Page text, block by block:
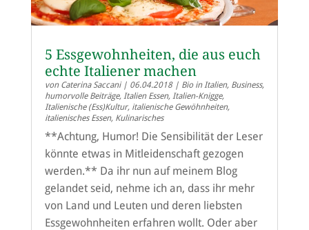
5 Essgewohnheiten, die aus euch
echte Italiener machen
von Caterina Saccani| 06.04.2018| Bio in Italien, Business,
humorvolle Beiträge, Italien Essen, Italien-Knigge,
Italienische (Ess)Kultur, italienische Gewöhnheiten,
italienisches Essen, Kulinarisches
**Achtung, Humor! Die Sensibilität der Leser
könnte etwas in Mitleidenschaft gezogen
werden.** Da ihr nun auf meinem Blog
gelandet seid, nehme ich an, dass ihr mehr
von Land und Leuten und deren liebsten
Essgewohnheiten erfahren wollt. Oder aber